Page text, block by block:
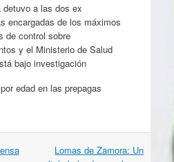
detuvo a las dos ex
encargadas de los máximos
de control sobre
y el Ministerio de Salud
bajo investigación
edad en las prepagas
Lomas de Zamora: Un